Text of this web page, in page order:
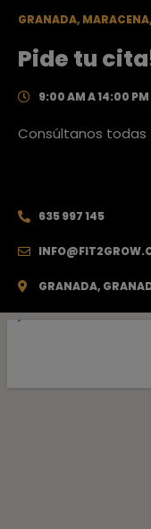
GRANADA,
Pide tu
9:00 AM A 14:00
Consúltanos
635 997 145
GRANADA,